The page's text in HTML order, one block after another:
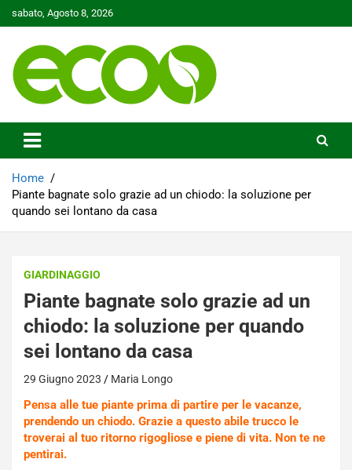
to
sabato, Agosto 8, 2026
Ecoo.it
Home
Piante bagnate solo grazie ad un chiodo: la soluzione per
quando sei lontano da casa
GIARDINAGGIO
Piante bagnate solo grazie ad un
chiodo: la soluzione per quando
sei lontano da casa
29 Giugno 2023 Maria Longo
Pensa alle tue piante prima di partire per le vacanze,
prendendo un chiodo. Grazie a questo abile trucco le
troverai al tuo ritorno rigogliose e piene di vita. Non te ne
pentirai.